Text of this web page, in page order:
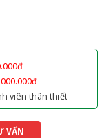
viên thân thiết
VẤN